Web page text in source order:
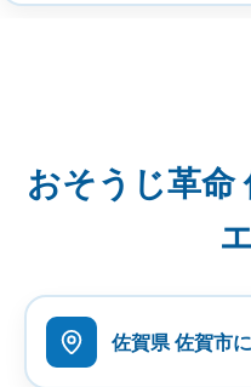
おそうじ革命
佐賀県 佐賀市